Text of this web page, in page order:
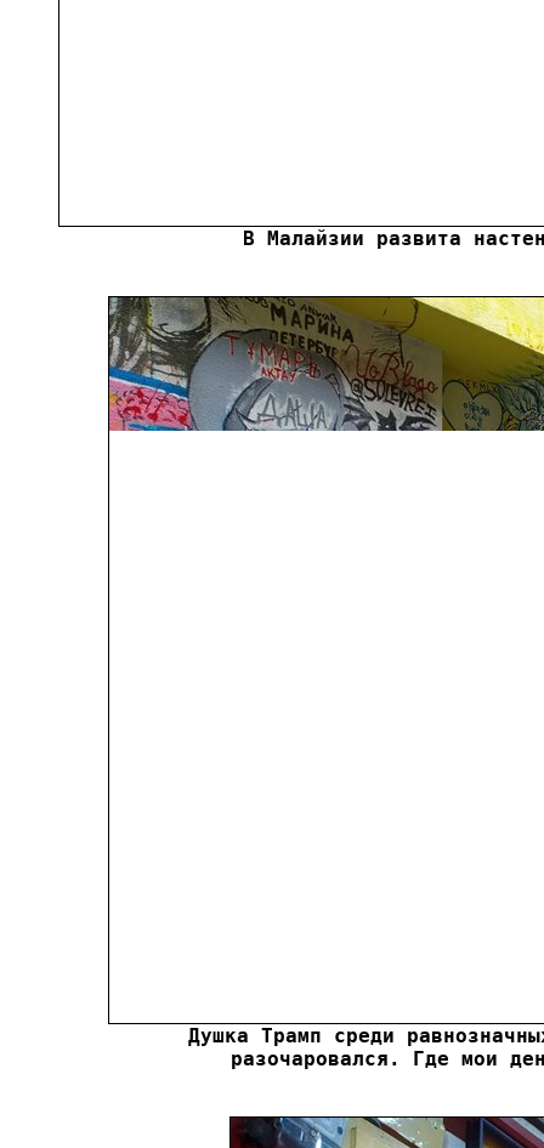
В Малайзии развита
Душка Трамп среди
разочаровался. Где мои